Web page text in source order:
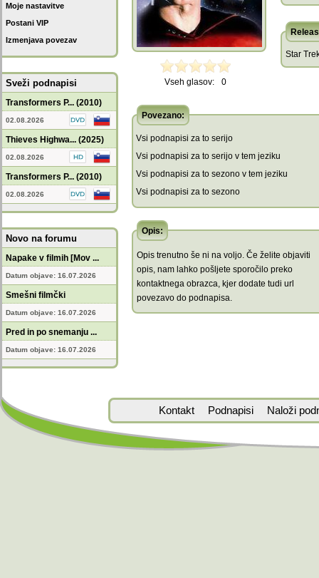
Moje nastavitve
Postani VIP
Izmenjava povezav
Sveži podnapisi
Transformers P... (2010)
02.08.2026
Thieves Highwa... (2025)
02.08.2026
Transformers P... (2010)
02.08.2026
Novo na forumu
Napake v filmih [Mov ...
Datum objave: 16.07.2026
Smešni filmčki
Datum objave: 16.07.2026
Pred in po snemanju ...
Datum objave: 16.07.2026
Vseh glasov: 0
Star
Povezano:
Vsi podnapisi za to serijo
Vsi podnapisi za to serijo v tem jeziku
Vsi podnapisi za to sezono v tem jeziku
Vsi podnapisi za to sezono
Opis:
Opis trenutno še ni na voljo. Če želite objaviti
opis, nam lahko pošljete sporočilo preko
kontaktnega obrazca, kjer dodate tudi url
povezavo do podnapisa.
Kontakt Podnapisi Naloži